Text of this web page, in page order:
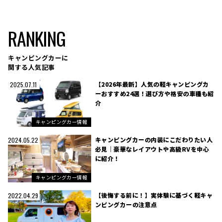
RANKING
キャンピングカーに
関する人気記事
2025.07.11
キャンピングカー情報
【2026年最新】人気の軽キャンピングカ
ーおすすめ24選！選び方や格安の車種も紹
介
2024.05.22
キャンピングカー情報
キャンピングカーの内装にこだわりたい人
必見｜豪華なレイアウトや高級RVを中心
に紹介！
2022.04.29
【後悔する前に！】実体験に基づく軽キャ
ンピングカーの注意点